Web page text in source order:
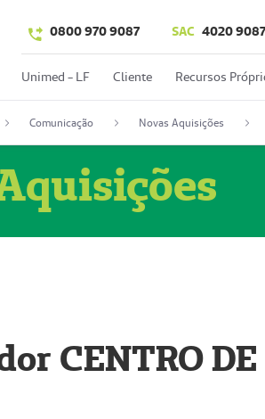
0800 970 9087 SAC 4020 9087
Unimed - LF Cliente Recursos
Comunicação Novas Aquisições
CENTRO